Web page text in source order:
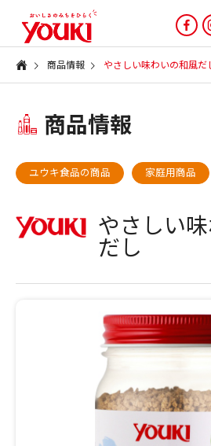
商品情報 やさしい味わいの和風だ
商品情報
ユウキ食品の商品 家庭用商品
やさしい
だし